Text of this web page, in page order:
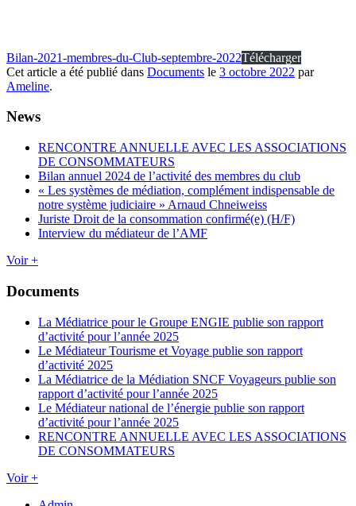
Bilan-2021-membres-du-Club-septembre-2022Télécharger
Cet article a été publié dans Documents le 3 octobre 2022 par
Ameline.
News
RENCONTRE ANNUELLE AVEC LES ASSOCIATIONS
DE CONSOMMATEURS
Bilan annuel 2024 de l’activité des membres du club
« Les systèmes de médiation, complément indispensable de
notre système judiciaire » Arnaud Chneiweiss
Juriste Droit de la consommation confirmé(e) (H/F)
Interview du médiateur de l’AMF
Voir +
Documents
La Médiatrice pour le Groupe ENGIE publie son rapport
d’activité pour l’année 2025
Le Médiateur Tourisme et Voyage publie son rapport
d’activité 2025
La Médiatrice de la Médiation SNCF Voyageurs publie son
rapport d’activité pour l’année 2025
Le Médiateur national de l’énergie publie son rapport
d’activité pour l’année 2025
RENCONTRE ANNUELLE AVEC LES ASSOCIATIONS
DE CONSOMMATEURS
Voir +